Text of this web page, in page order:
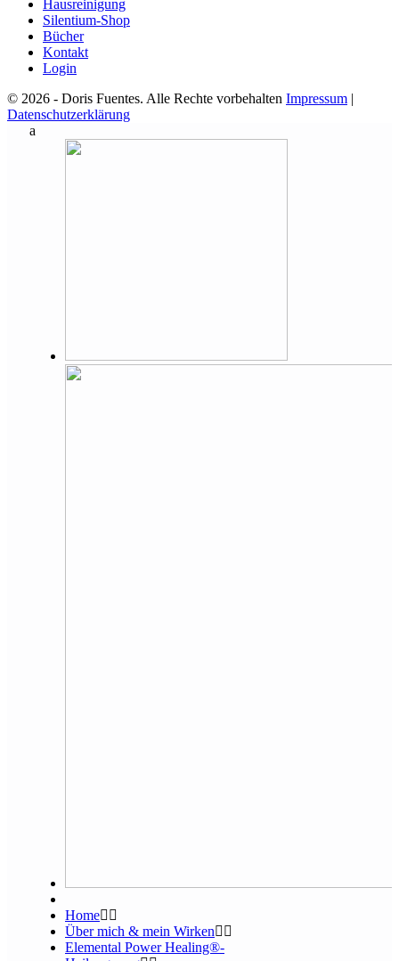
Hausreinigung
Silentium-Shop
Bücher
Kontakt
Login
© 2026 - Doris Fuentes. Alle Rechte vorbehalten Impressum |
Datenschutzerklärung
Home
Über mich & mein Wirken
Elemental Power Healing®-